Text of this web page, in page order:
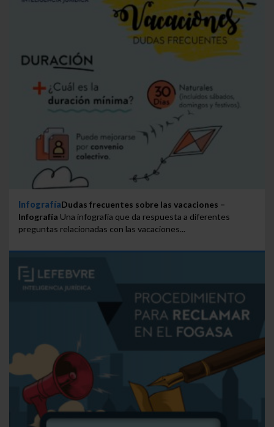
InfografíaDudas frecuentes sobre las vacaciones –
Infografía Una infografía que da respuesta a diferentes
preguntas relacionadas con las vacaciones...